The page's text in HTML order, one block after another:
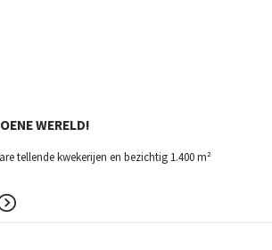
WERELD!
tellende kwekerijen en bezichtig 1.400 m²